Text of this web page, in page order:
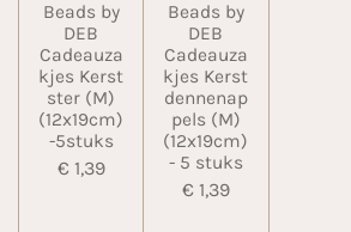
Beads by
DEB
Cadeauza
kjes Kerst
ster (M)
(12x19cm)
-5stuks
€ 1,39
Beads by
DEB
Cadeauza
kjes Kerst
dennenap
pels (M)
(12x19cm)
- 5 stuks
€ 1,39